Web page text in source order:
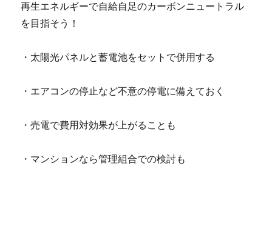
再生エネルギーで自給自足のカーボンニュートラル
を目指そう！
・太陽光パネルと蓄電池をセットで併用する
・エアコンの停止など不意の停電に備えておく
・売電で費用対効果が上がることも
・マンションなら管理組合での検討も